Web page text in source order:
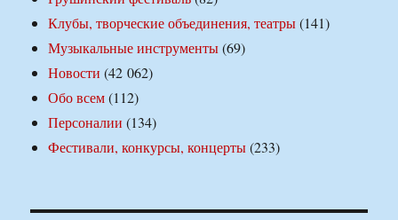
Клубы, творческие объединения, театры(141)
Музыкальные инструменты(69)
Новости (42 062)
Обо всем(112)
Персоналии (134)
Фестивали, конкурсы, концерты(233)